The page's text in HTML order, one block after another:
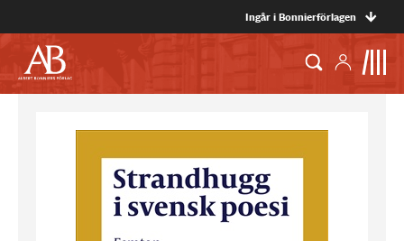
Ingår i Bonnierförlagen